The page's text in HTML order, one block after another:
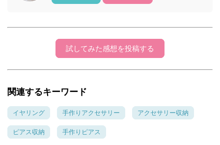
試してみた感想を投稿する
関連するキーワード
イヤリング 手作りアクセサリー アクセサリー収納
ピアス収納 手作りピアス